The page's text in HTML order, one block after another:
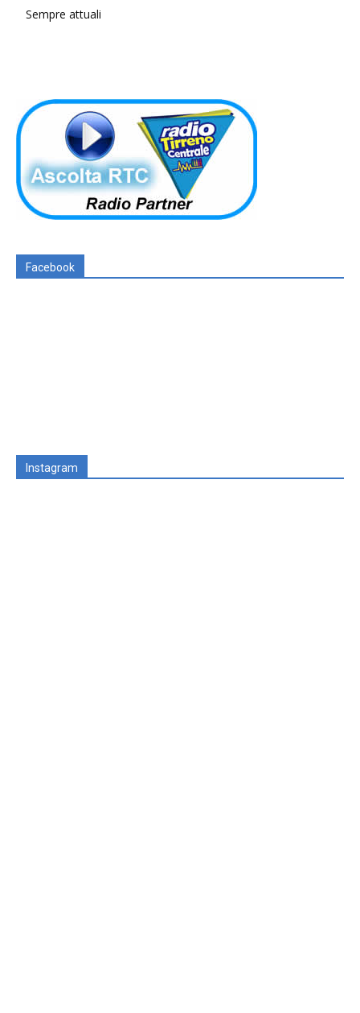
Sempre attuali
Facebook
Instagram